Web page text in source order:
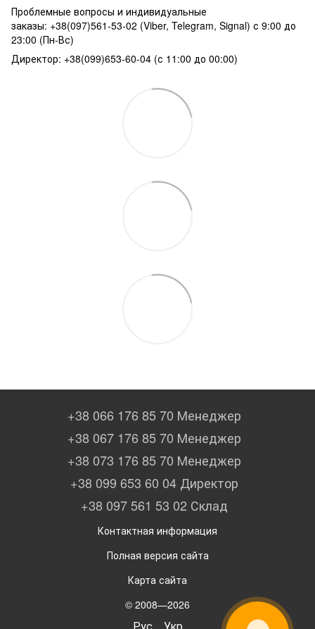
Проблемные вопросы и индивидуальные
заказы: +38(097)561-53-02 (Viber, Telegram, Signal) с 9:00 до
23:00 (Пн-Вс)
Директор: +38(099)653-60-04 (с 11:00 до 00:00)
+38 066 176 85 70 Менеджер
+38 067 176 85 70 Менеджер
+38 073 176 85 70 Менеджер
+38 099 653 60 04 Директор
+38 097 561 53 02 Склад
Контактная информация
Полная версия сайта
Карта сайта
© 2008—2026
Рус Укр